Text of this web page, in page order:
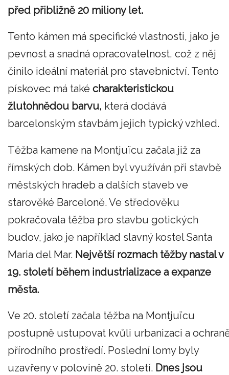
před přibližně 20 miliony let.
Tento kámen má specifické vlastnosti, jako je
pevnost a snadná opracovatelnost, což z něj
činilo ideální materiál pro stavebnictví. Tento
pískovec má také charakteristickou
žlutohnědou barvu, která dodává
barcelonským stavbám jejich typický vzhled.
Těžba kamene na Montjuïcu začala již za
římských dob. Kámen byl využíván při stavbě
městských hradeb a dalších staveb ve
starověké Barceloně. Ve středověku
pokračovala těžba pro stavbu gotických
budov, jako je například slavný kostel Santa
Maria del Mar. Největší rozmach těžby nastal v
19. století během industrializace a expanze
města.
Ve 20. století začala těžba na Montjuïcu
postupně ustupovat kvůli urbanizaci a
přírodního prostředí. Poslední lomy byly
uzavřeny v polovině 20. století. Dnes jsou